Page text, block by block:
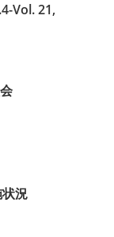
Vol. 21,
況